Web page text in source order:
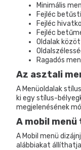
Minimális
Fejléc
Fejléc
Fejléc
Oldalak
Ragadós
Az asztali
A Menüoldalak
ki egy stílus-
megjelenésének
A mobil
A Mobil menü
alábbiakat